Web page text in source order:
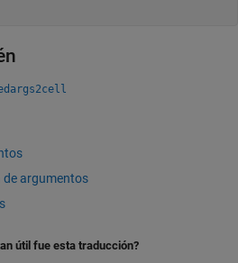
de argumentos
útil fue esta traducción?